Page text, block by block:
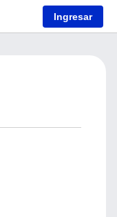
Ingresar